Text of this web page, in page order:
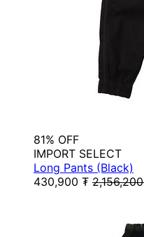
81% OFF
IMPORT SELECT
Long Pants (Black)
430,900 ₮ 2,156,200